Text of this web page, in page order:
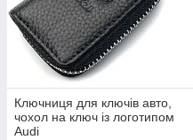
Ключниця для ключів авто,
чохол на ключ із логотипом
Audi